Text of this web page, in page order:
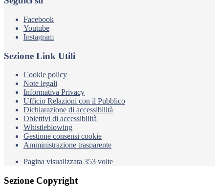
Facebook
Youtube
Instagram
Sezione Link Utili
Cookie policy
Note legali
Informativa Privacy
Ufficio Relazioni con il Pubblico
Dichiarazione di accessibilità
Obiettivi di accessibilità
Whistleblowing
Gestione consensi cookie
Amministrazione trasparente
Pagina visualizzata 353 volte
Sezione Copyright